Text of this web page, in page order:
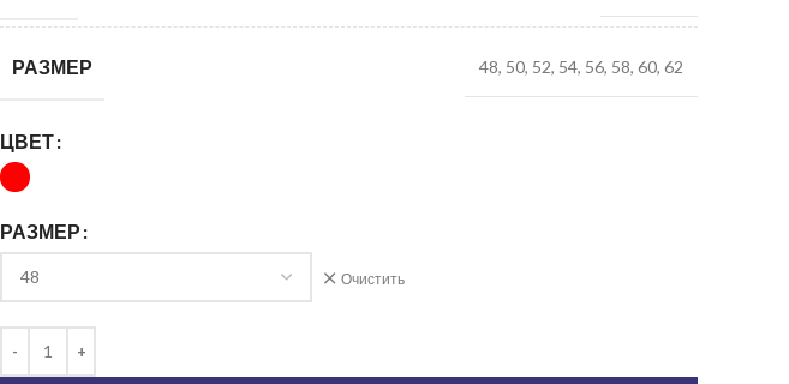
РАЗМЕР 48, 50, 52, 54, 56, 58, 60, 62
ЦВЕТ
РАЗМЕР
Очистить